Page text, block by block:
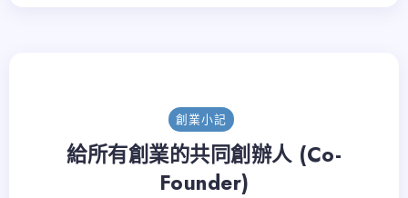
創業小記
給所有創業的共同創辦人 (Co-
Founder)